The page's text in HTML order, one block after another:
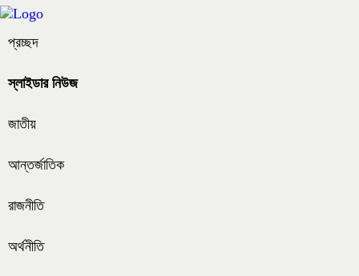
প্রচ্ছদ
স্লাইডার নিউজ
জাতীয়
আন্তর্জাতিক
রাজনীতি
অর্থনীতি